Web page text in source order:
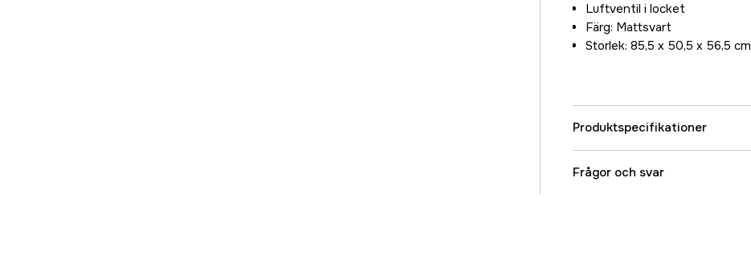
Luftventil i locket
Färg: Mattsvart
Storlek: 85,5 x 50,5 x 56,5 cm
Produktspecifikationer
Höjd
Frågor och svar